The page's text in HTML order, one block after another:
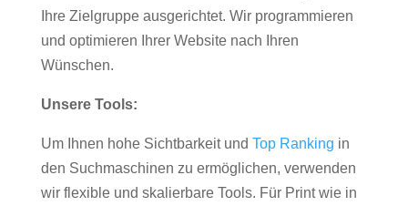
Ihre Zielgruppe ausgerichtet. Wir programmieren
und optimieren Ihrer Website nach Ihren
Wünschen.
Unsere Tools:
Um Ihnen hohe Sichtbarkeit und Top Ranking in
den Suchmaschinen zu ermöglichen, verwenden
wir flexible und skalierbare Tools. Für Print wie in